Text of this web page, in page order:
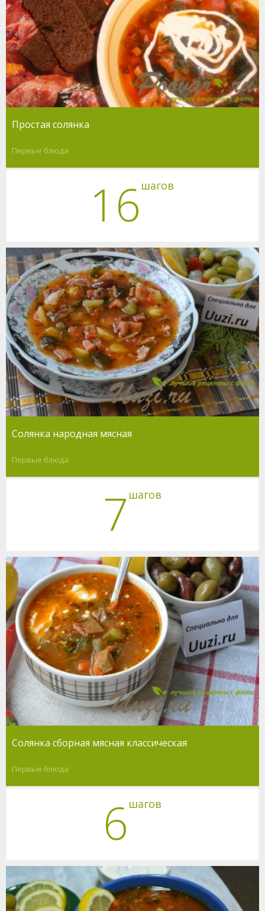
Простая солянка
Первые блюда
16 шагов
Солянка народная мясная
Первые блюда
7 шагов
Солянка сборная мясная классическая
Первые блюда
6 шагов